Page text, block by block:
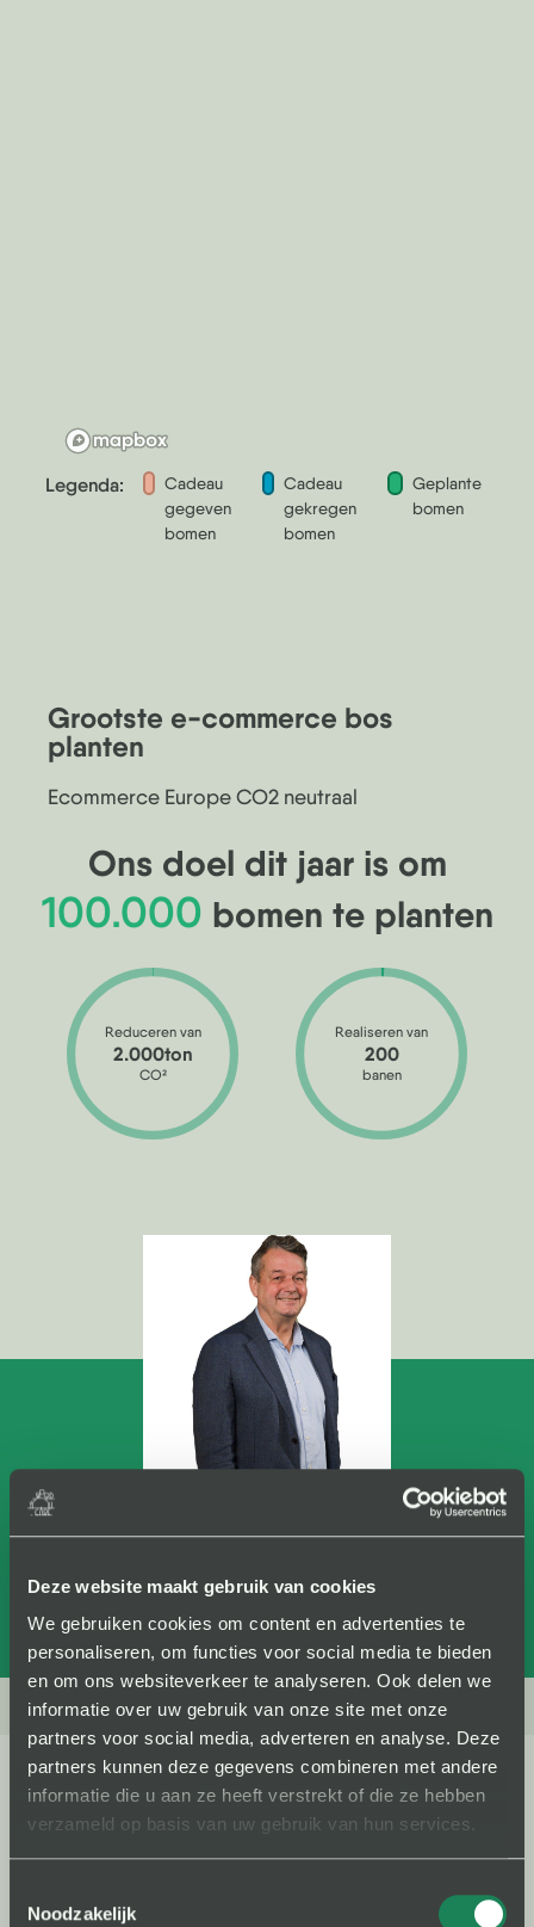
Deze website maakt gebruik van cookies
We gebruiken cookies om content en advertenties te
personaliseren, om functies voor social media te bieden
en om ons websiteverkeer te analyseren. Ook delen we
informatie over uw gebruik van onze site met onze
partners voor social media, adverteren en analyse. Deze
partners kunnen deze gegevens combineren met andere
informatie die u aan ze heeft verstrekt of die ze hebben
verzameld op basis van uw gebruik van hun services.
Noodzakelijk
Legenda:
Cadeau
gegeven
bomen
Cadeau
gekregen
bomen
Geplante
bomen
Grootste e-commerce bos
planten
Ecommerce Europe CO2 neutraal
Ons doel dit jaar is om
100.000 bomen te planten
Reduceren van
2.000ton
CO2
Realiseren van
200
banen
“Think Big!”
Wijnand Jongen
Founder, Wijnand Jongen Thuiswinkel.org
Projecten die Wijnand Jongen
Thuiswinkel.org heeft gesteund